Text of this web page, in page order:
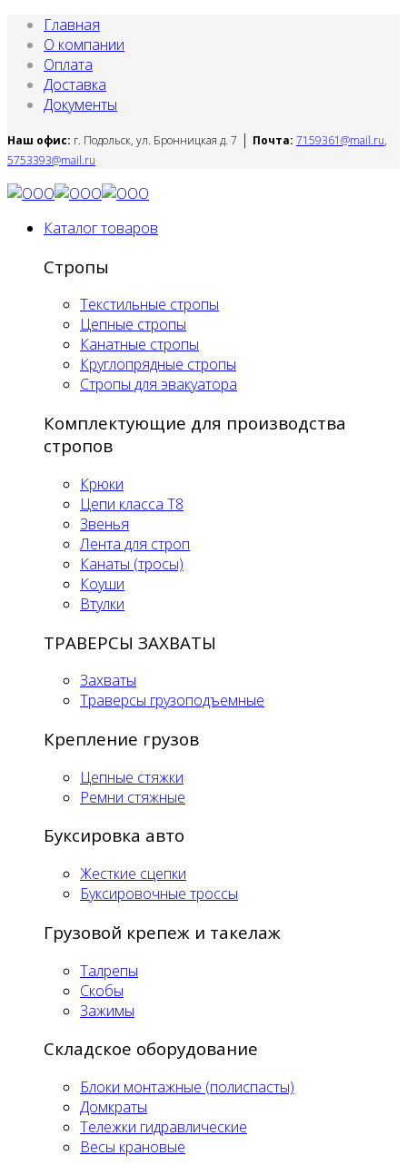
Главная
О компании
Оплата
Доставка
Документы
Наш офис: г. Подольск, ул. Бронницкая д. 7 | Почта: 7159361@mail.ru,
5753393@mail.ru
Каталог товаров
Стропы
Текстильные стропы
Цепные стропы
Канатные стропы
Круглопрядные стропы
Стропы для эвакуатора
Комплектующие для производства
стропов
Крюки
Цепи класса Т8
Звенья
Лента для строп
Канаты (тросы)
Коуши
Втулки
ТРАВЕРСЫ ЗАХВАТЫ
Захваты
Траверсы грузоподъемные
Крепление грузов
Цепные стяжки
Ремни стяжные
Буксировка авто
Жесткие сцепки
Буксировочные троссы
Грузовой крепеж и такелаж
Талрепы
Скобы
Зажимы
Складское оборудование
Блоки монтажные (полиспасты)
Домкраты
Тележки гидравлические
Весы крановые